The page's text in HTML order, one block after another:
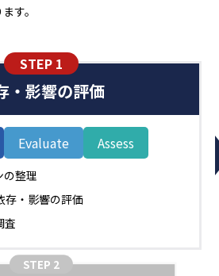
す。
STEP 1
・影響の評価
Evaluate Assess
の整理
存・影響の評価
査
STEP 2